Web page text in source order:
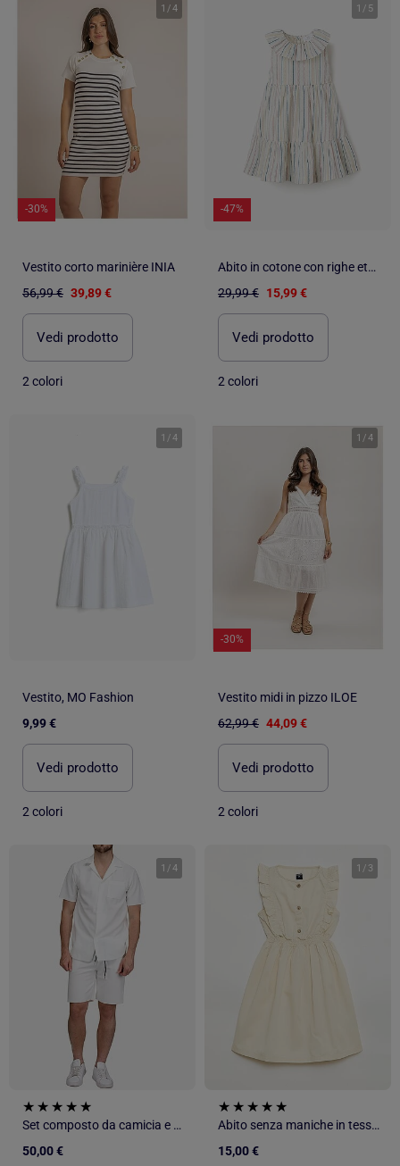
1 /4
-30%
Vestito corto marinière INIA
56,99 € 39,89 €
Vedi prodotto
2 colori
1 / 5
-47%
Abito in cotone con righe etniche B&S
29,99 € 15,99 €
Vedi prodotto
2 colori
1 /4
Vestito, MO Fashion
9,99 €
Vedi prodotto
2 colori
1 /4
-30%
Vestito midi in pizzo ILOE
62,99 € 44,09 €
Vedi prodotto
2 colori
1 /4
Set composto da camicia e pantaloncini testurizzati - Frilivin
50,00 €
1 / 3
Abito senza maniche in tessuto leggero
15,00 €